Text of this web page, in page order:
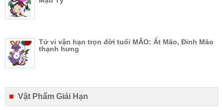
Tử vi vận hạn trọn đời tuổi MÃO: Ất Mão, Đinh Mão
thạnh hưng
Vật Phẩm Giải Hạn